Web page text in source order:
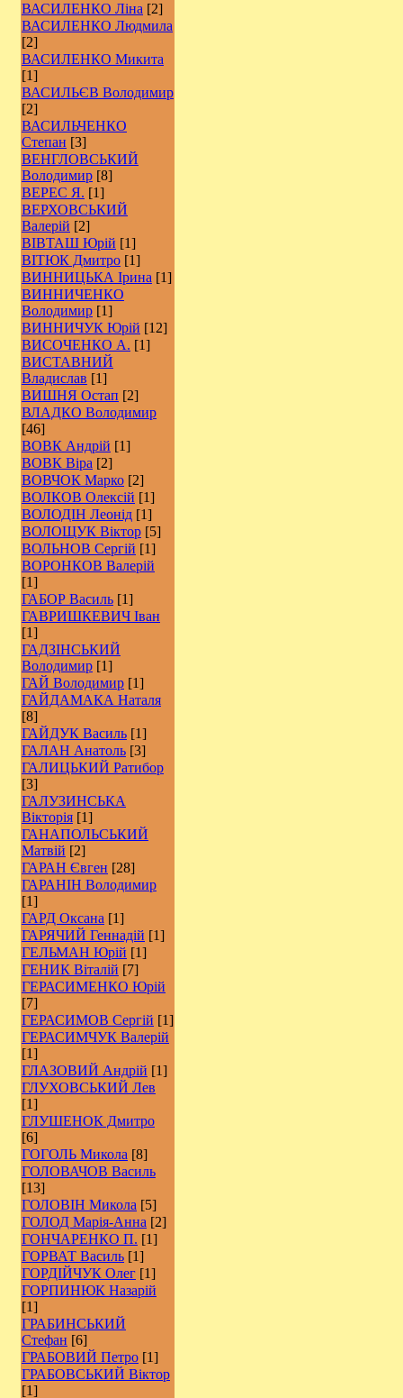
ВАСИЛЕНКО Ліна [2]
ВАСИЛЕНКО Людмила
[2]
ВАСИЛЕНКО Микита
[1]
ВАСИЛЬЄВ Володимир
[2]
ВАСИЛЬЧЕНКО
Степан [3]
ВЕНГЛОВСЬКИЙ
Володимир [8]
ВЕРЕС Я. [1]
ВЕРХОВСЬКИЙ
Валерій [2]
ВІВТАШ Юрій [1]
ВІТЮК Дмитро [1]
ВИННИЦЬКА Ірина [1]
ВИННИЧЕНКО
Володимир [1]
ВИННИЧУК Юрій [12]
ВИСОЧЕНКО А. [1]
ВИСТАВНИЙ
Владислав [1]
ВИШНЯ Остап [2]
ВЛАДКО Володимир
[46]
ВОВК Андрій [1]
ВОВК Віра [2]
ВОВЧОК Марко [2]
ВОЛКОВ Олексій [1]
ВОЛОДІН Леонід [1]
ВОЛОЩУК Віктор [5]
ВОЛЬНОВ Сергій [1]
ВОРОНКОВ Валерій
[1]
ГАБОР Василь [1]
ГАВРИШКЕВИЧ Іван
[1]
ГАДЗІНСЬКИЙ
Володимир [1]
ГАЙ Володимир [1]
ГАЙДАМАКА Наталя
[8]
ГАЙДУК Василь [1]
ГАЛАН Анатоль [3]
ГАЛИЦЬКИЙ Ратибор
[3]
ГАЛУЗИНСЬКА
Вікторія [1]
ГАНАПОЛЬСЬКИЙ
Матвій [2]
ГАРАН Євген [28]
ГАРАНІН Володимир
[1]
ГАРД Оксана [1]
ГАРЯЧИЙ Геннадій [1]
ГЕЛЬМАН Юрій [1]
ГЕНИК Віталій [7]
ГЕРАСИМЕНКО Юрій
[7]
ГЕРАСИМОВ Сергій [1]
ГЕРАСИМЧУК Валерій
[1]
ГЛАЗОВИЙ Андрій [1]
ГЛУХОВСЬКИЙ Лев
[1]
ГЛУШЕНОК Дмитро
[6]
ГОГОЛЬ Микола [8]
ГОЛОВАЧОВ Василь
[13]
ГОЛОВІН Микола [5]
ГОЛОД Марія-Анна [2]
ГОНЧАРЕНКО П. [1]
ГОРВАТ Василь [1]
ГОРДІЙЧУК Олег [1]
ГОРПИНЮК Назарій
[1]
ГРАБИНСЬКИЙ
Стефан [6]
ГРАБОВИЙ Петро [1]
ГРАБОВСЬКИЙ Віктор
[1]